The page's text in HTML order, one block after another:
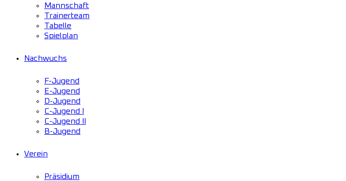
Mannschaft
Trainerteam
Tabelle
Spielplan
Nachwuchs
F-Jugend
E-Jugend
D-Jugend
C-Jugend I
C-Jugend II
B-Jugend
Verein
Präsidium